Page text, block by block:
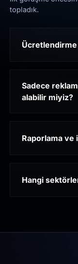
topladık.
Ücretlendirme
Sadece
alabilir miyiz?
Raporlama ve
Hangi